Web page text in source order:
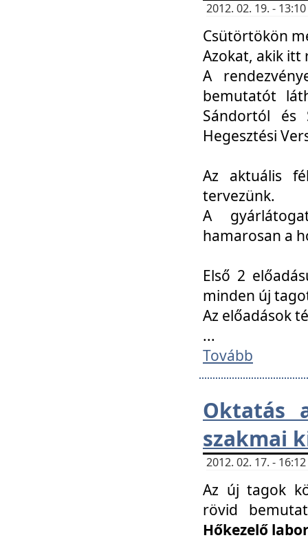
2012. 02. 19. -
Csütörtökön
Azokat, akik itt
A
bemutatót
Sándortól és
Hegesztési
Az aktuális
tervezünk.
A
hamarosan a
Első 2
minden új
Az előadások
...
Tovább
Oktatás
szakmai
2012. 02. 17. -
Az új tagok
rövid
Hőkezelő